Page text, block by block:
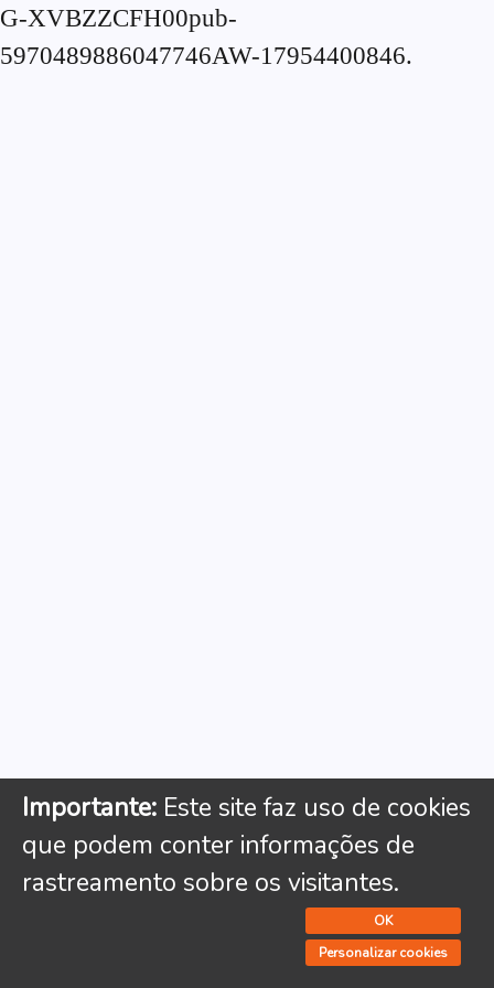
G-XVBZZCFH00pub-
5970489886047746AW-17954400846.
Importante: Este site faz uso de cookies
que podem conter informações de
rastreamento sobre os visitantes.
OK
Personalizar cookies